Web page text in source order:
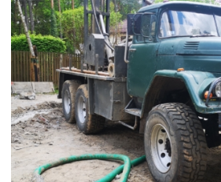
WYCENA
BLOG
KONTAKT